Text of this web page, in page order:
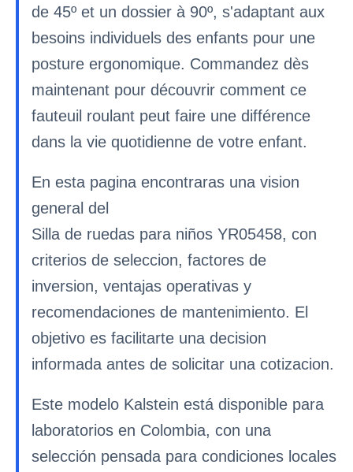
de 45º et un dossier à 90º, s'adaptant aux
besoins individuels des enfants pour une
posture ergonomique. Commandez dès
maintenant pour découvrir comment ce
fauteuil roulant peut faire une différence
dans la vie quotidienne de votre enfant.
En esta pagina encontraras una vision
general del
Silla de ruedas para niños YR05458, con
criterios de seleccion, factores de
inversion, ventajas operativas y
recomendaciones de mantenimiento. El
objetivo es facilitarte una decision
informada antes de solicitar una cotizacion.
Este modelo Kalstein está disponible para
laboratorios en Colombia, con una
selección pensada para condiciones locales